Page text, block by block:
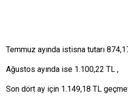
Temmuz ayında istisna tutarı
Ağustos ayında ise 1.100,22 TL ,
Son dört ay için 1.149,18 TL